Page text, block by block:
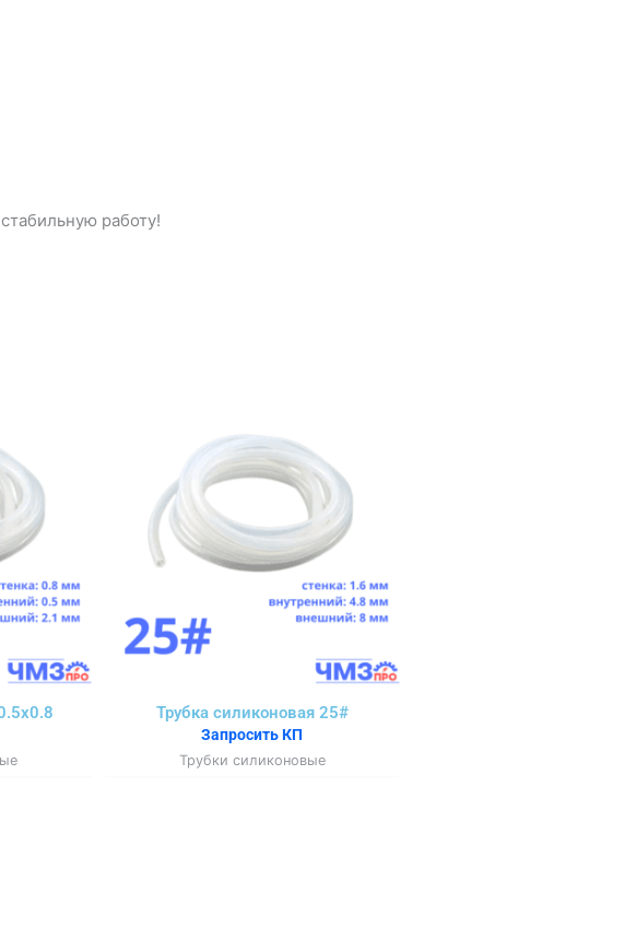
работу!
Трубка силиконовая 25#
Запросить КП
Трубки силиконовые